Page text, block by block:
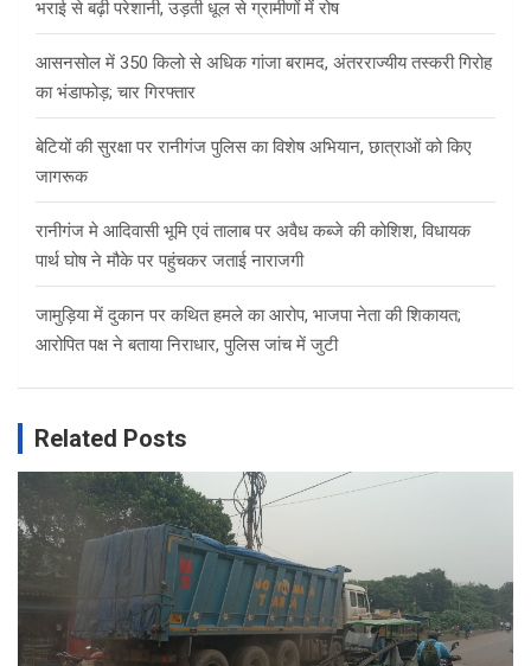
भराई से बढ़ी परेशानी, उड़ती धूल से ग्रामीणों में रोष
आसनसोल में 350 किलो से अधिक गांजा बरामद, अंतरराज्यीय तस्करी गिरोह
का भंडाफोड़; चार गिरफ्तार
बेटियों की सुरक्षा पर रानीगंज पुलिस का विशेष अभियान, छात्राओं को किए
जागरूक
रानीगंज मे आदिवासी भूमि एवं तालाब पर अवैध कब्जे की कोशिश, विधायक
पार्थ घोष ने मौके पर पहुंचकर जताई नाराजगी
जामुड़िया में दुकान पर कथित हमले का आरोप, भाजपा नेता की शिकायत;
आरोपित पक्ष ने बताया निराधार, पुलिस जांच में जुटी
Related Posts